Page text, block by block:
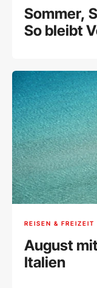
Sommer,
So bleibt
REISEN & FREIZEIT
August
Italien